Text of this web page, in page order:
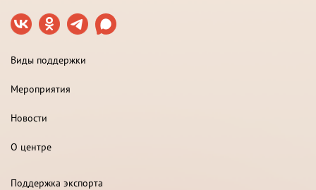
Виды поддержки
Мероприятия
Новости
О центре
Поддержка экспорта